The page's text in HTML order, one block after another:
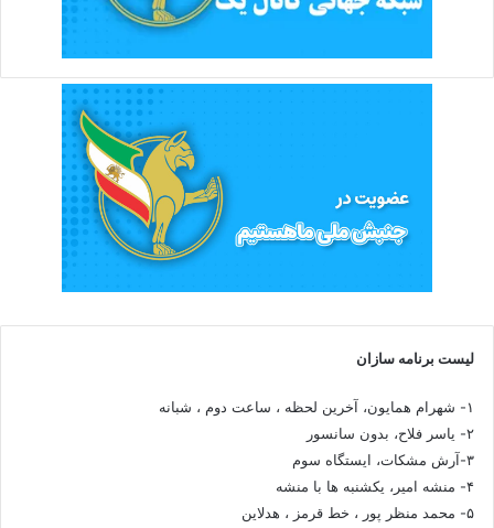
لیست برنامه سازان
۱- شهرام همایون، آخرین لحظه ، ساعت دوم ، شبانه
۲- یاسر فلاح، بدون سانسور
۳-آرش مشکات، ایستگاه سوم
۴- منشه امیر، یکشنبه ها با منشه
۵- محمد منظر پور ، خط قرمز ، هدلاین